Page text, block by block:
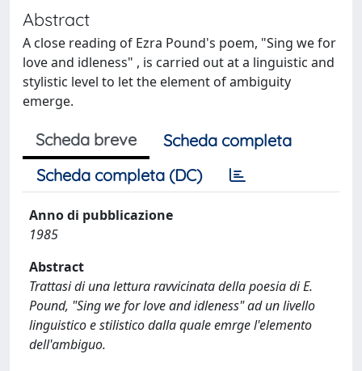
Abstract
A close reading of Ezra Pound's poem, "Sing we for
love and idleness" , is carried out at a linguistic and
stylistic level to let the element of ambiguity
emerge.
Scheda breve
Scheda completa
Scheda completa (DC)
Anno di pubblicazione
1985
Abstract
Trattasi di una lettura ravvicinata della poesia di E.
Pound, "Sing we for love and idleness" ad un livello
linguistico e stilistico dalla quale emrge l'elemento
dell'ambiguo.